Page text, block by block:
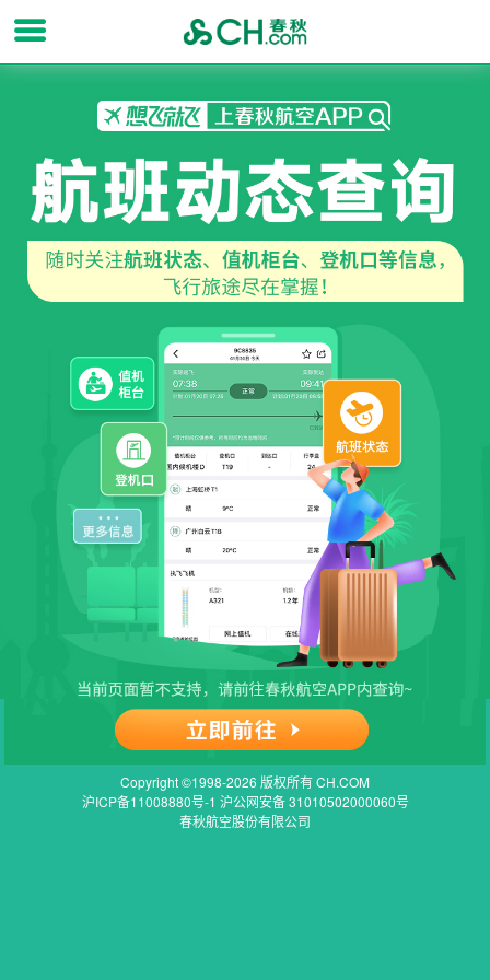
Copyright ©1998-2026 版权所有 CH.COM
沪ICP备11008880号-1 沪公网安备 31010502000060号
春秋航空股份有限公司